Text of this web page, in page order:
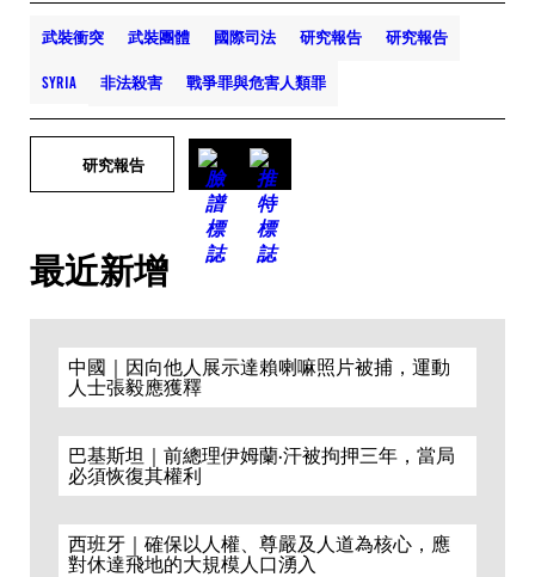
武裝衝突 武裝團體 國際司法 研究報告 研究報告
SYRIA 非法殺害 戰爭罪與危害人類罪
研究報告
最近新增
中國｜因向他人展示達賴喇嘛照片被捕，運動
人士張毅應獲釋
巴基斯坦｜前總理伊姆蘭·汗被拘押三年，當局
必須恢復其權利
西班牙｜確保以人權、尊嚴及人道為核心，應
對休達飛地的大規模人口湧入